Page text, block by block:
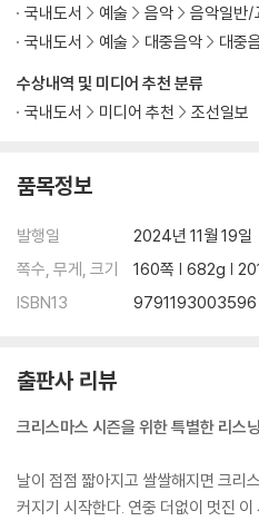
찾아보기
수상내역 및 미디어 추천 분류
국내도서
미디어 추천 조선일보
국내도서
예술 음악
음악일반/
국내도서
예술 대중음악 대중
품목정보
발행일
2024년 11월 19일
쪽수, 무게, 크기
160쪽 | 682g |
ISBN13
9791193003596
출판사 리뷰
크리스마스 시즌을 위한 특별한 리스
날이 점점 짧아지고 쌀쌀해지면 크리
커지기 시작한다. 연중 더없이 멋진